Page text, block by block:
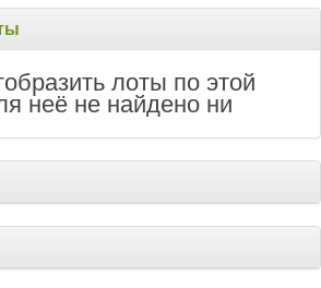
лоты по этой
неё не найдено ни